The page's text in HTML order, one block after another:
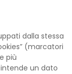
dalla stessa
(marcatori
più
un dato